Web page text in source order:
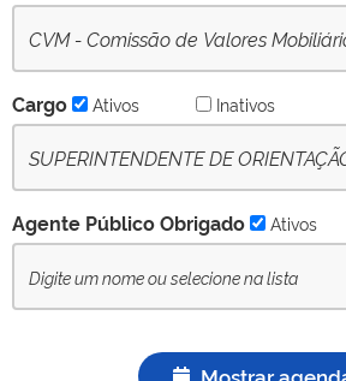
CVM - Comissão de Valores
Cargo Ativos Inativos
SUPERINTENDENTE DE
(desde 18-06-2024) - Ativo
Agente Público Obrigado Ativos